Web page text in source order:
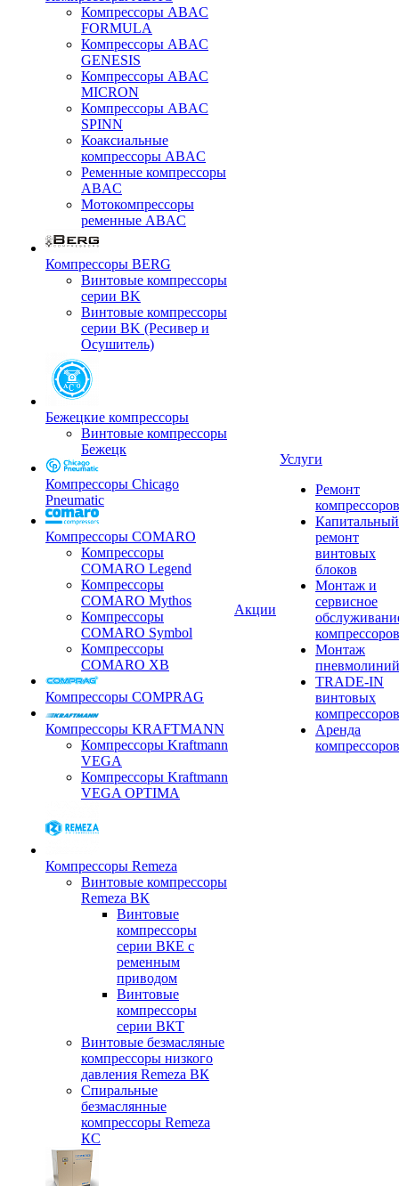
Компрессоры ABAC
FORMULA
Компрессоры ABAC
GENESIS
Компрессоры ABAC
MICRON
Компрессоры ABAC
SPINN
Коаксиальные
компрессоры ABAC
Ременные компрессоры
ABAC
Мотокомпрессоры
ременные ABAC
Компрессоры BERG
Винтовые компрессоры
серии BK
Винтовые компрессоры
серии BK (Ресивер и
Осушитель)
Бежецкие компрессоры
Винтовые компрессоры
Бежецк
Компрессоры Chicago
Pneumatic
Компрессоры COMARO
Компрессоры
COMARO Legend
Компрессоры
COMARO Mythos
Компрессоры
COMARO Symbol
Компрессоры
COMARO XB
Компрессоры COMPRAG
Компрессоры KRAFTMANN
Компрессоры Kraftmann
VEGA
Компрессоры Kraftmann
VEGA OPTIMA
Компрессоры Remeza
Винтовые компрессоры
Remeza ВК
Винтовые
компрессоры
серии ВКЕ с
ременным
приводом
Винтовые
компрессоры
серии ВКТ
Винтовые безмасляные
компрессоры низкого
давления Remeza ВК
Спиральные
безмаслянные
компрессоры Remeza
КС
Акции
Услуги
Ремонт
компрессоров
Капитальный
ремонт
винтовых
блоков
Монтаж и
сервисное
компрессоров
Монтаж
пневмолиний
TRADE-IN
винтовых
компрессоров
Аренда
компрессоров